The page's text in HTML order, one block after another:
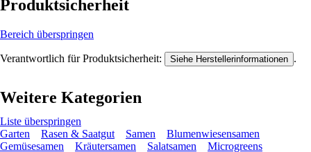
Produktsicherheit
Bereich überspringen
Verantwortlich für Produktsicherheit: Siehe Herstellerinformationen .
Weitere Kategorien
Liste überspringen
Garten
Rasen & Saatgut Samen
Blumenwiesensamen
Gemüsesamen
Kräutersamen Salatsamen Microgreens